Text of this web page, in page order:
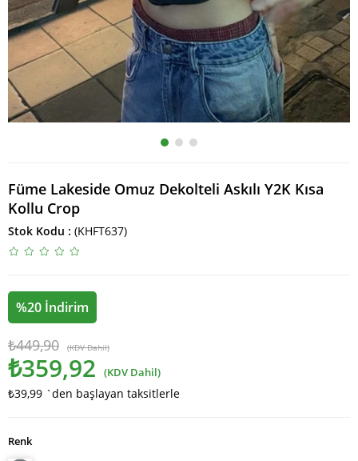
Füme Lakeside Omuz Dekolteli Askılı Y2K Kısa
Kollu Crop
Stok Kodu (KHFT637)
%20 İndirim
₺449,90 (KDV Dahil)
₺359,92 (KDV Dahil)
₺39,99 `den başlayan taksitlerle
Renk